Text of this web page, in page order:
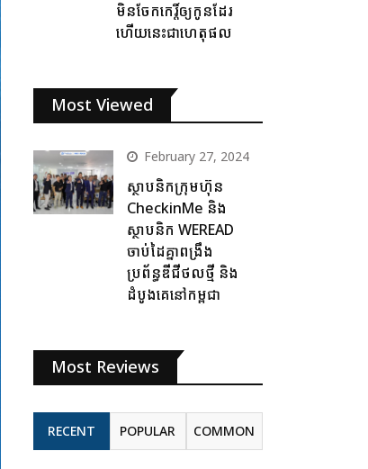
មិនចែកកេរ្តិ៍ឲ្យកូនដែរ
ហើយនេះជាហេតុផល
Most Viewed
February 27, 2024
ស្ថាបនិកក្រុមហ៊ុន
CheckinMe និង
ស្ថាបនិក WEREAD
ចាប់ដៃគ្នាពង្រឹង
ប្រព័ន្ធឌីជីថលថ្មី និង
ដំបូងគេនៅកម្ពុជា
Most Reviews
RECENT POPULAR COMMON